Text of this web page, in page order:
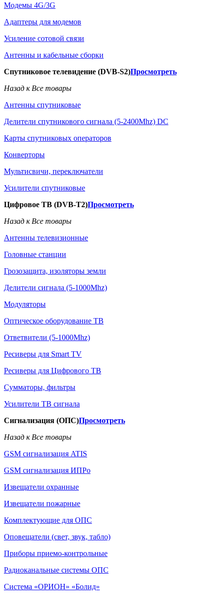
Модемы 4G/3G
Адаптеры для модемов
Усиление сотовой связи
Антенны и кабельные сборки
Спутниковое телевидение (DVB-S2)Просмотреть
Назад к Все товары
Антенны спутниковые
Делители спутникового сигнала (5-2400Mhz) DC
Карты спутниковых операторов
Конверторы
Мультисвичи, переключатели
Усилители спутниковые
Цифровое ТВ (DVB-T2)Просмотреть
Назад к Все товары
Антенны телевизионные
Головные станции
Грозозащита, изоляторы земли
Делители сигнала (5-1000Mhz)
Модуляторы
Оптическое оборудование ТВ
Ответвители (5-1000Mhz)
Ресиверы для Smart TV
Ресиверы для Цифрового ТВ
Сумматоры, фильтры
Усилители ТВ сигнала
Сигнализация (ОПС)Просмотреть
Назад к Все товары
GSM сигнализация ATIS
GSM сигнализация ИПРо
Извещатели охранные
Извещатели пожарные
Комплектующие для ОПС
Оповещатели (свет, звук, табло)
Приборы приемо-контрольные
Радиоканальные системы ОПС
Система «ОРИОН» «Болид»